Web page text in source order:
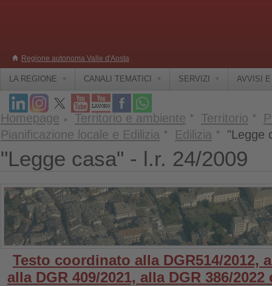
Regione autonoma Valle d'Aosta
LA REGIONE CANALI TEMATICI SERVIZI AVVISI
Homepage Territorio e ambiente Territorio
Pianificazione locale e Edilizia
Edilizia "Legge
"Legge casa" - l.r. 24/2009
Testo coordinato alla DGR514/2012,
alla DGR 409/2021, alla DGR 386/2022